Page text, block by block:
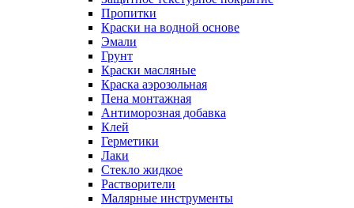
Пропитки
Краски на водной основе
Эмали
Грунт
Краски масляные
Краска аэрозольная
Пена монтажная
Антиморозная добавка
Клей
Герметики
Лаки
Стекло жидкое
Растворители
Малярные инструменты